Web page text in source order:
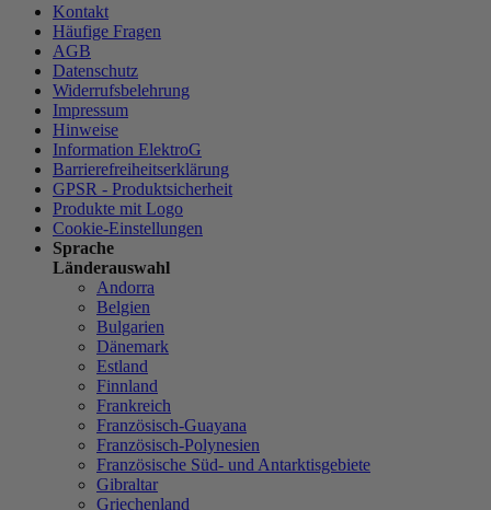
Kontakt
Häufige Fragen
AGB
Datenschutz
Widerrufsbelehrung
Impressum
Hinweise
Information ElektroG
Barrierefreiheitserklärung
GPSR - Produktsicherheit
Produkte mit Logo
Cookie-Einstellungen
Sprache
Länderauswahl
Andorra
Belgien
Bulgarien
Dänemark
Estland
Finnland
Frankreich
Französisch-Guayana
Französisch-Polynesien
Französische Süd- und Antarktisgebiete
Gibraltar
Griechenland